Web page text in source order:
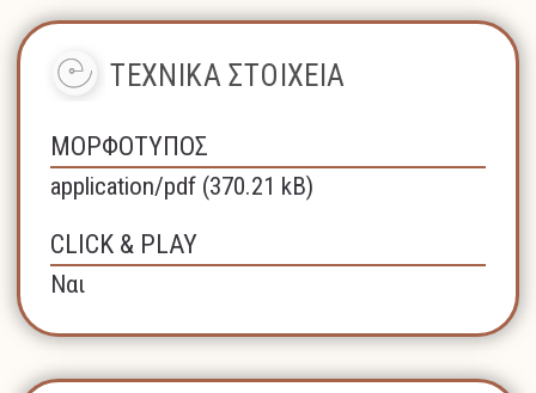
ΤΕΧΝΙΚΑ ΣΤΟΙΧΕΙΑ
ΜΟΡΦΟΤΥΠΟΣ
application/pdf (370.21 kB)
CLICK & PLAY
Ναι